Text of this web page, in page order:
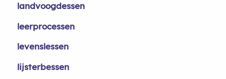
landvoogdessen
leerprocessen
levenslessen
lijsterbessen